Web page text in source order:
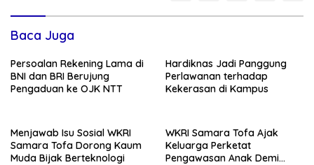
Baca Juga
Persoalan Rekening Lama di
BNI dan BRI Berujung
Pengaduan ke OJK NTT
Hardiknas Jadi Panggung
Perlawanan terhadap
Kekerasan di Kampus
Menjawab Isu Sosial WKRI
Samara Tofa Dorong Kaum
Muda Bijak Berteknologi
WKRI Samara Tofa Ajak
Keluarga Perketat
Pengawasan Anak Demi